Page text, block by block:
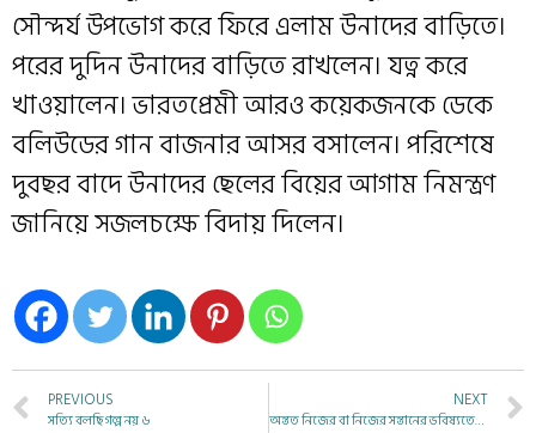
সৌন্দর্য উপভোগ করে ফিরে এলাম উনাদের বাড়িতে।
পরের দুদিন উনাদের বাড়িতে রাখলেন। যত্ন করে
খাওয়ালেন। ভারতপ্রেমী আরও কয়েকজনকে ডেকে
বলিউডের গান বাজনার আসর বসালেন। পরিশেষে
দুবছর বাদে উনাদের ছেলের বিয়ের আগাম নিমন্ত্রণ
জানিয়ে সজলচক্ষে বিদায় দিলেন।
PREVIOUS
সত্যি বলছি গল্প নয় ৬
NEXT
অন্তত নিজের বা নিজের সন্তানের ভবিষ্যতের কথা ভেবে, প্রতিবাদটা করুন